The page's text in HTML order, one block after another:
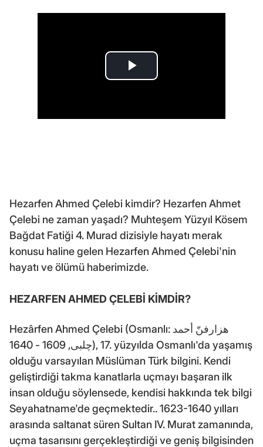
Hezarfen Ahmed Çelebi kimdir? Hezarfen Ahmet
Çelebi ne zaman yaşadı? Muhteşem Yüzyıl Kösem
Bağdat Fatiği 4. Murad dizisiyle hayatı merak
konusu haline gelen Hezarfen Ahmed Çelebi'nin
hayatı ve ölümü haberimizde.
HEZARFEN AHMED ÇELEBİ KİMDİR?
Hezârfen Ahmed Çelebi (Osmanlı: هزارفنّ أحمد
چلبی, 1609 - 1640), 17. yüzyılda Osmanlı'da yaşamış
olduğu varsayılan Müslüman Türk bilgini. Kendi
geliştirdiği takma kanatlarla uçmayı başaran ilk
insan olduğu söylensede, kendisi hakkında tek bilgi
Seyahatname'de geçmektedir.. 1623-1640 yılları
arasında saltanat süren Sultan IV. Murat zamanında,
uçma tasarısını gerçekleştirdiği ve geniş bilgisinden